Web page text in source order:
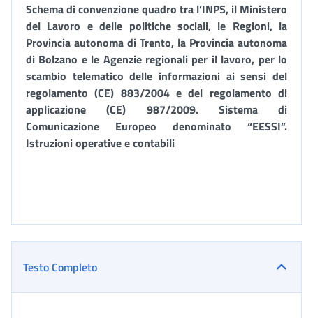
Schema diconvenzione quadro tra l’INPS, il Ministero
del Lavoro e delle politiche sociali, le Regioni, la
Provincia autonoma di Trento, la Provincia autonoma
di Bolzano e le Agenzie regionali per il lavoro, per lo
scambio telematico delle informazioni ai sensi del
regolamento (CE) 883/2004 e del regolamento di
applicazione (CE) 987/2009. Sistema di
Comunicazione Europeo denominato “EESSI”.
Istruzioni operative e contabili
Testo Completo